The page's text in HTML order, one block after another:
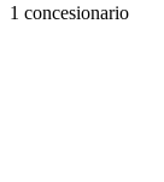
1 concesionario